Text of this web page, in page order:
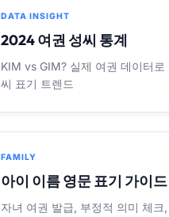
DATA INSIGHT
2024 여권 성씨 통계
KIM vs GIM? 실제 여권 데이터로
씨 표기 트렌드
FAMILY
아이 이름 영문 표기 가이드
자녀 여권 발급, 부정적 의미 체크